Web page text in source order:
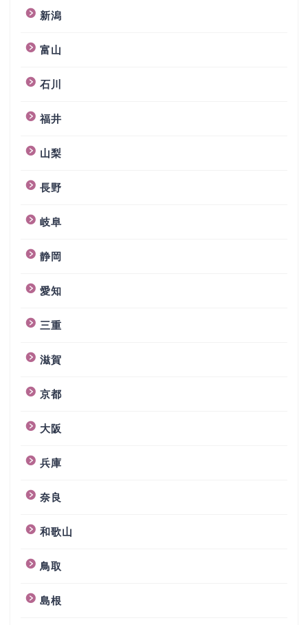
新潟
富山
石川
福井
山梨
長野
岐阜
静岡
愛知
三重
滋賀
京都
大阪
兵庫
奈良
和歌山
鳥取
島根